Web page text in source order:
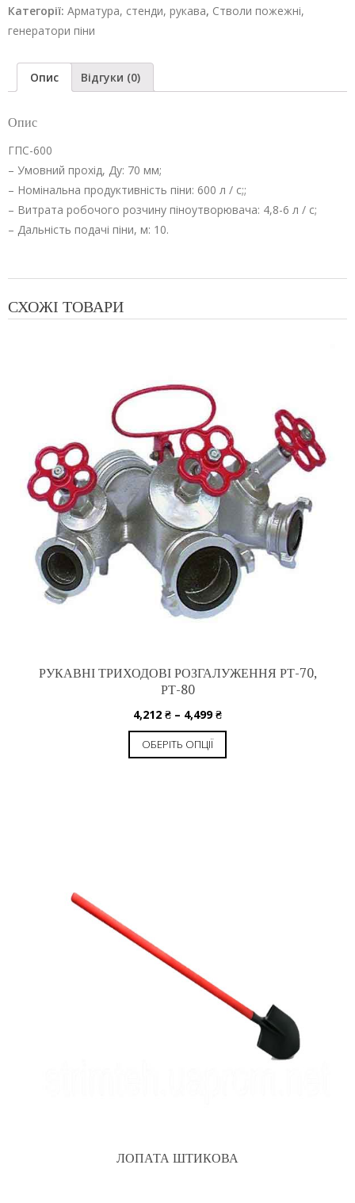
середньої
кратності
шт
Категорії: Арматура, стенди, рукава, Стволи пожежні,
генератори піни
Опис Відгуки (0)
Опис
ГПС-600
– Умовний прохід, Ду: 70 мм;
– Номінальна продуктивність піни: 600 л / с;;
– Витрата робочого розчину піноутворювача: 4,8-6 л / с;
– Дальність подачі піни, м: 10.
СХОЖІ ТОВАРИ
РУКАВНІ ТРИХОДОВІ РОЗГАЛУЖЕННЯ РТ-70,
РТ-80
4,212 ₴ – 4,499₴
ОБЕРІТЬ ОПЦІЇ
ЛОПАТА ШТИКОВА